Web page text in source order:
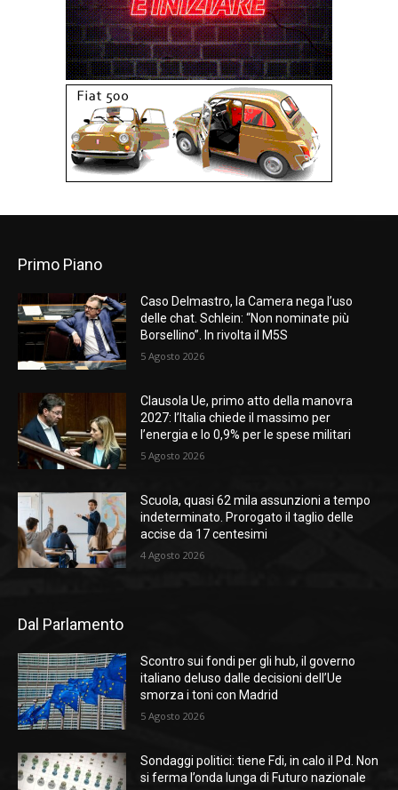
Primo Piano
Caso Delmastro, la Camera nega l’uso
delle chat. Schlein: “Non nominate più
Borsellino”. In rivolta il M5S
5 Agosto 2026
Clausola Ue, primo atto della manovra
2027: l’Italia chiede il massimo per
l’energia e lo 0,9% per le spese militari
5 Agosto 2026
Scuola, quasi 62 mila assunzioni a tempo
indeterminato. Prorogato il taglio delle
accise da 17 centesimi
4 Agosto 2026
Dal Parlamento
Scontro sui fondi per gli hub, il governo
italiano deluso dalle decisioni dell’Ue
smorza i toni con Madrid
5 Agosto 2026
Sondaggi politici: tiene Fdi, in calo il Pd. Non
si ferma l’onda lunga di Futuro nazionale